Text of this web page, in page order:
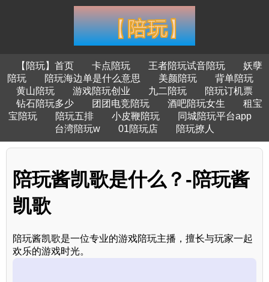
【陪玩】首页 卡点陪玩 王者陪玩试音陪玩
妖孽
陪玩
陪玩海边单是什么意思 美颜陪玩
背单陪玩
黄山陪玩
游戏陪玩创业 九二陪玩
陪玩订机票
钻石陪玩多少
团团电竞陪玩 酒吧陪玩女生
租宝
宝陪玩
陪玩五排 小皮鞭陪玩
同城陪玩平台app
台湾陪玩w
01陪玩店 陪玩撩人
陪玩酱凯歌是什么？-陪玩酱
凯歌
陪玩酱凯歌是一位专业的游戏陪玩主播，擅长与玩家一起
欢乐的游戏时光。